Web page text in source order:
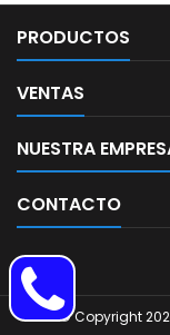
PRODUCTOS
VENTAS
NUESTRA
CONTACTO
© Copyright